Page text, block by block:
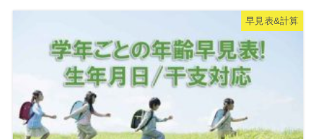
早見表&計算